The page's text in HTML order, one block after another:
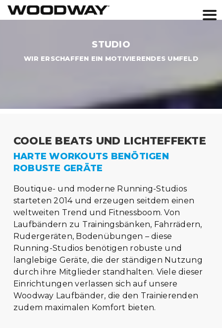
STUDIO
WIR ERSCHAFFEN EIN MOTIVIERENDES UMFELD
COOLE BEATS UND LICHTEFFEKTE
HARTE WORKOUTS BENÖTIGEN
ROBUSTE GERÄTE
Boutique- und moderne Running-Studios
starteten 2014 und erzeugen seitdem einen
weltweiten Trend und Fitnessboom. Von
Laufbändern zu Trainingsbänken, Fahrrädern,
Rudergeräten, Bodenübungen – diese
Running-Studios benötigen robuste und
langlebige Geräte, die der ständigen Nutzung
durch ihre Mitglieder standhalten. Viele dieser
Einrichtungen verlassen sich auf unsere
Woodway Laufbänder, die den Trainierenden
zudem maximalen Komfort bieten.